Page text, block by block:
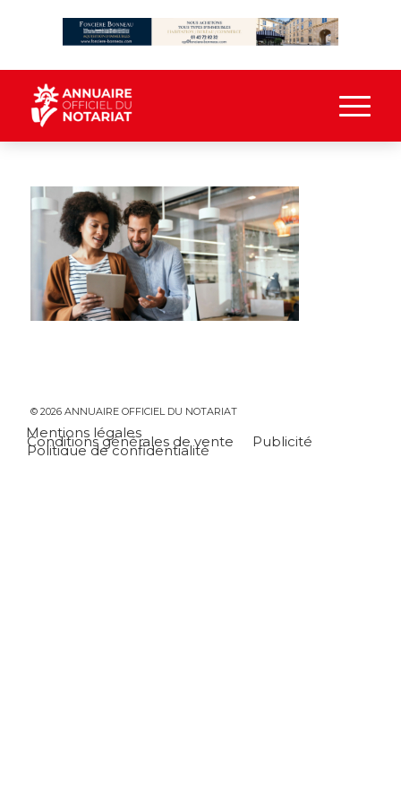
© 2026 ANNUAIRE OFFICIEL DU NOTARIAT
Mentions légales
Conditions générales de vente Publicité
Politique de confidentialité